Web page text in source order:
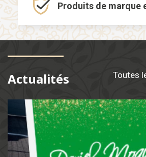
Produits de marque
Actualités Toutes